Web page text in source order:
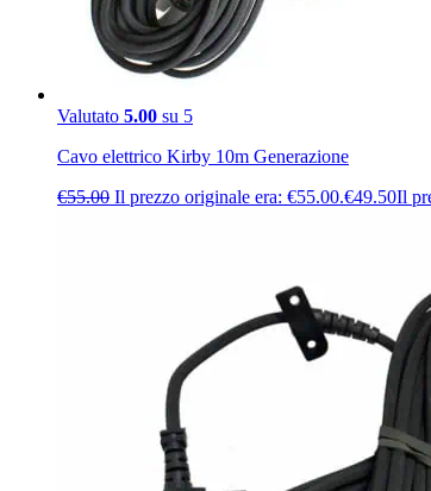
Valutato 5.00 su 5
Cavo elettrico Kirby 10m Generazione
€55.00 Il prezzo originale era: €55.00.€49.50Il